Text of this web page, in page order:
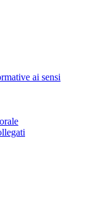
ai sensi